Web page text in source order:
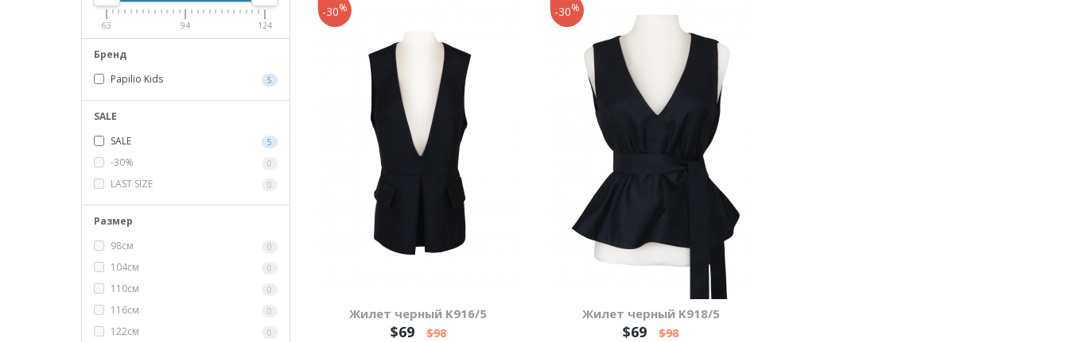
63 94 124
Бренд
Papilio Kids
5
SALE
SALE
5
-30% 0
LAST SIZE 0
Размер
98см
0
104см 0
110см 0
116см 0
122см 0
Жилет черный K916/5
$69 $98
-30%
Жилет черный K918/5
$69 $98
-30%